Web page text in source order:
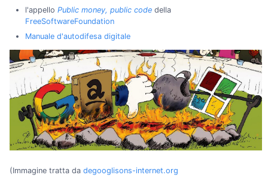
l'appello Public money, public codedella
FreeSoftwareFoundation
Manuale d'autodifesa digitale
(Immagine tratta da degooglisons-internet.org